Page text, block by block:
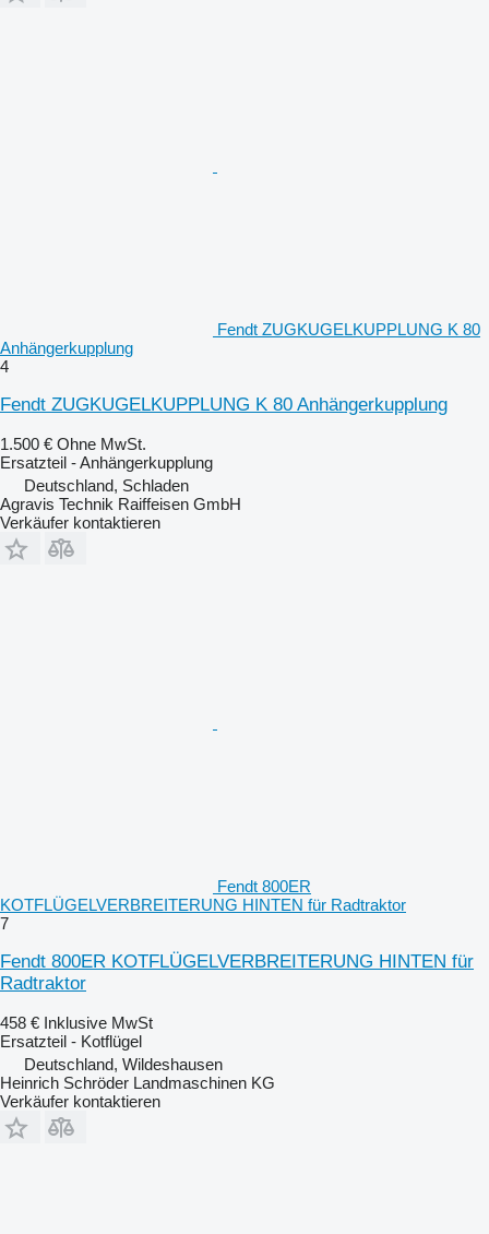
Fendt ZUGKUGELKUPPLUNG K 80
Anhängerkupplung
4
Fendt ZUGKUGELKUPPLUNG K 80 Anhängerkupplung
1.500 € Ohne MwSt.
Ersatzteil - Anhängerkupplung
Deutschland, Schladen
Agravis Technik Raiffeisen GmbH
Verkäufer kontaktieren
Fendt 800ER
KOTFLÜGELVERBREITERUNG HINTEN für Radtraktor
7
Fendt 800ER KOTFLÜGELVERBREITERUNG HINTEN für
Radtraktor
458 € Inklusive MwSt
Ersatzteil - Kotflügel
Deutschland, Wildeshausen
Heinrich Schröder Landmaschinen KG
Verkäufer kontaktieren